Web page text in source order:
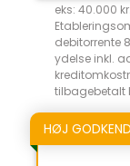
eks: 40.000
debitorrente
ydelse inkl.
tilbagebetalt
HØJ